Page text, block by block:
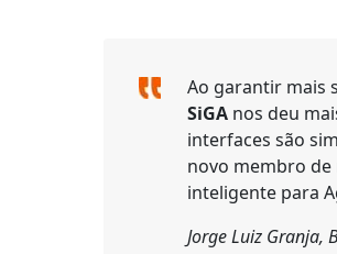
Ao garantir mais
SiGA nos deu
interfaces são
novo membro de
inteligente para
Jorge Luiz Granja,